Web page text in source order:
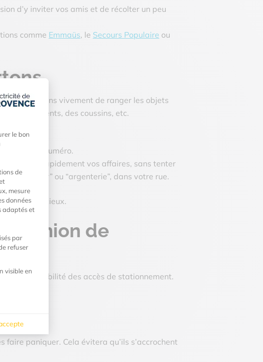
d’y inviter vos amis et de récolter un peu
comme Emmaüs, le Secours Populaire ou
conseillons vivement de ranger les objets
vêtements, des coussins, etc.
et un numéro.
rapidement vos affaires, sans tenter
ou “argenterie”, dans votre rue.
plus précieux.
camion de
la disponibilité des accès de stationnement.
paniquer. Cela évitera qu’ils s’accrochent